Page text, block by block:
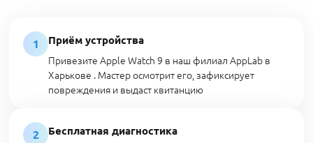
1
Приём устройства
Привезите Apple Watch 9 в наш филиал AppLab в
Харькове . Мастер осмотрит его, зафиксирует
повреждения и выдаст квитанцию
2
Бесплатная диагностика